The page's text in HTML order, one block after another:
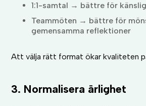
1:1-samtal → bättre för
Teammöten → bättre för
gemensamma reflektioner
Att välja rätt format ökar kvaliteten
3. Normalisera ärlighet